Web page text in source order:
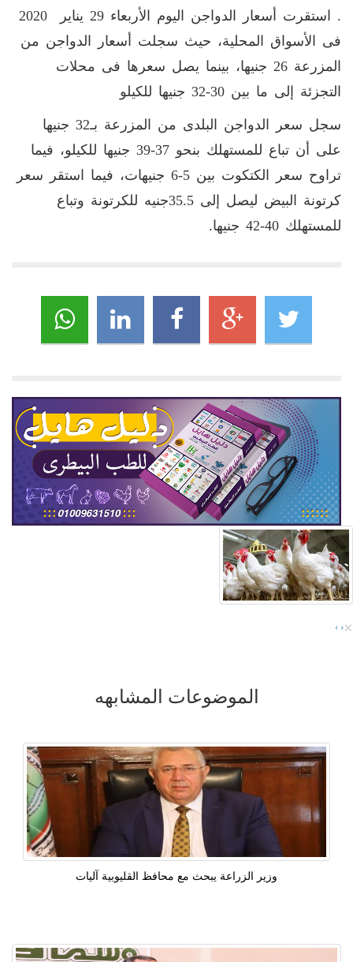
. استقرت أسعار الدواجن اليوم الأربعاء 29 يناير 2020
فى الأسواق المحلية، حيث سجلت أسعار الدواجن من
المزرعة 26 جنيها، بينما يصل سعرها فى محلات
التجزئة إلى ما بين 30-32 جنيها للكيلو
سجل سعر الدواجن البلدى من المزرعة بـ32 جنيها
على أن تباع للمستهلك بنحو 37-39 جنيها للكيلو، فيما
تراوح سعر الكتكوت بين 5-6 جنيهات، فيما استقر سعر
كرتونة البيض ليصل إلى 35.5جنيه للكرتونة وتباع
للمستهلك 40-42 جنيها.
‹
› ×
الموضوعات المشابهه
وزير الزراعة يبحث مع محافظ القليوبية آليات